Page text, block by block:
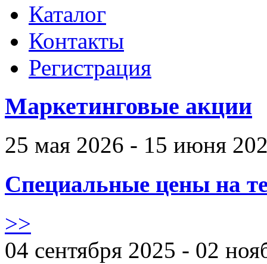
Каталог
Контакты
Регистрация
Маркетинговые акции
25 мая 2026 - 15 июня
Специальные цены на
>>
04 сентября 2025 - 02